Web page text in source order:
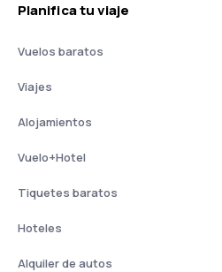
Planifica tu viaje
Vuelos baratos
Viajes
Alojamientos
Vuelo+Hotel
Tiquetes baratos
Hoteles
Alquiler de autos